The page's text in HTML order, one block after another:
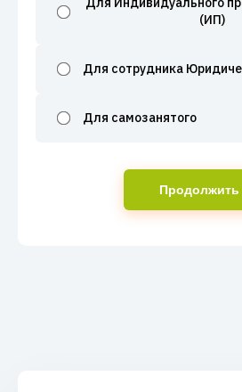
(ИП)
Для сотрудника
Для самозанятого
Продолжить